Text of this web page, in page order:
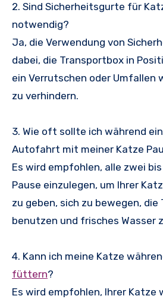
2. Sind Sicherheitsgurte für
notwendig?
Ja, die Verwendung von
dabei, die Transportbox in
ein Verrutschen oder Umfallen
zu verhindern.
3. Wie oft sollte ich während
Autofahrt mit meiner Katze
Es wird empfohlen, alle zwei
Pause einzulegen, um Ihrer
zu geben, sich zu bewegen, die
benutzen und frisches Wasser
4. Kann ich meine Katze
füttern?
Es wird empfohlen, Ihrer Katze